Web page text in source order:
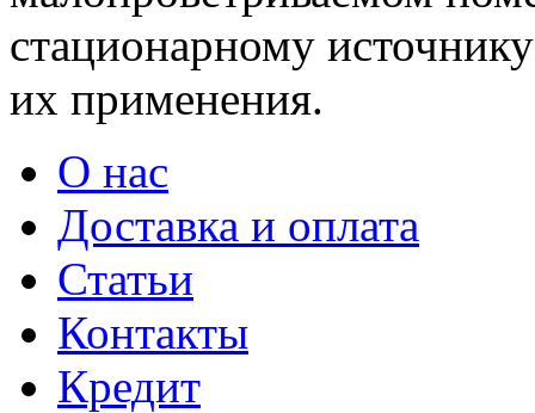
стационарному
их применения.
О нас
Доставка и оплата
Статьи
Контакты
Кредит